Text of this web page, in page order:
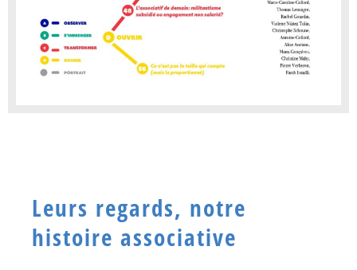
Leurs regards, notre
histoire associative